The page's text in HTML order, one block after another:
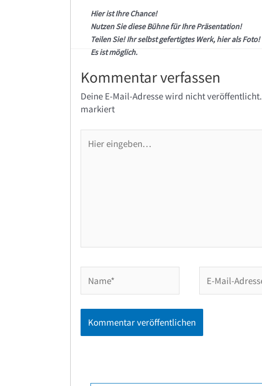
Hier ist Ihre Chance!
Nutzen Sie diese Bühne für Ihre Präsentation!
Teilen Sie! Ihr selbst gefertigtes Werk, hier als Foto!
Es ist möglich.
Kommentar verfassen
Deine E-Mail-Adresse wird nicht veröffentlicht.
markiert
eingeben…
Mail-
Adresse*